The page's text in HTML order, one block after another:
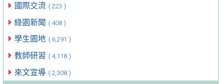
國際交流 ( 223 )
綠園新聞 ( 408 )
學生園地 ( 6,291 )
教師研習 ( 4,118 )
來文宣導 ( 2,308 )